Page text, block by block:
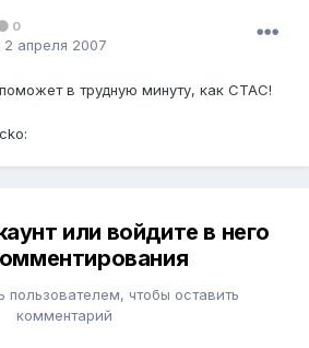
0
2 апреля 2007
в трудную минуту, как СТАС!
или войдите в него
чтобы оставить
комментарий